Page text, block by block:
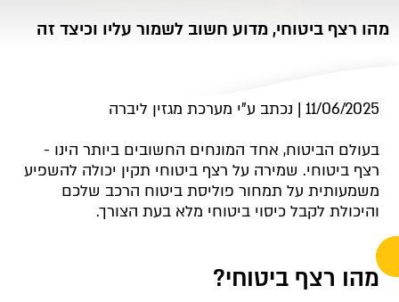
מהו רצף ביטוחי, מדוע חשוב לשמור עליו וכיצד זה
ליברה, תנו לי הצעה לביטוח רכב
11/06/2025 | נכתב ע"י מערכת מגזין ליברה
בעולם הביטוח, אחד המונחים החשובים ביותר הינו -
רצף ביטוחי. שמירה על רצף ביטוחי תקין יכולה להשפיע
משמעותית על תמחור פוליסת ביטוח הרכב שלכם
והיכולת לקבל כיסוי ביטוחי מלא בעת הצורך.
מהו רצף ביטוחי?